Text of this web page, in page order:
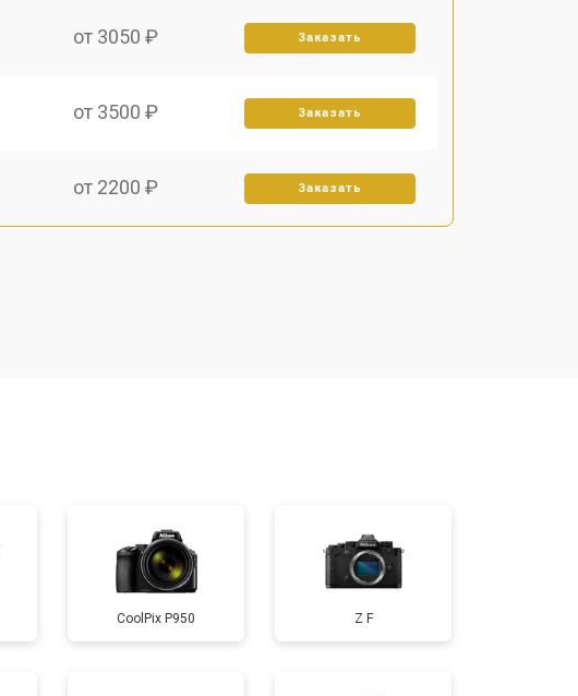
от 3050 ₽ Заказать
от 3500 ₽ Заказать
от 2200 ₽ Заказать
от 4300 ₽ Заказать
от 3300 ₽ Заказать
CoolPix P950 Z F